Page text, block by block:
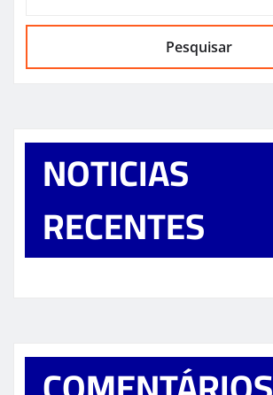
Pesquisar
NOTICIAS
RECENTES